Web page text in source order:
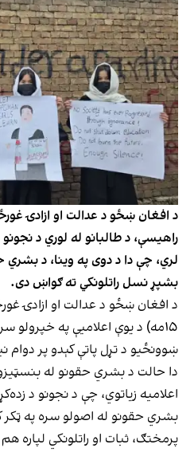
د افغان ښځو د عدالت او ازادۍ
راهیسې، د طالبانو له لوري د
لري، چې دا د دوی په وینا، د بشري
بشپړ نسل راتلونکي ته ګواښ دی.
د افغان ښځو د عدالت او ازادۍ
۱۵مه) د یوې اعلامیې په خپرولو
ښوونځیو د تړل پاتې کېدو پر دوام
دا حالت د بشري حقونو له
اعلامیه زیاتوي، چې د نجونو د
بشري حقونو له اصولو سره په ټکر
پرمختګ، ثبات او راتلونکي